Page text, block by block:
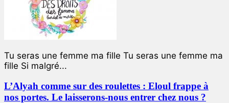
Tu seras une femme ma fille Tu seras une femme ma
fille Si malgré...
L’Alyah comme sur des roulettes : Eloul frappe à
nos portes. Le laisserons-nous entrer chez nous ?